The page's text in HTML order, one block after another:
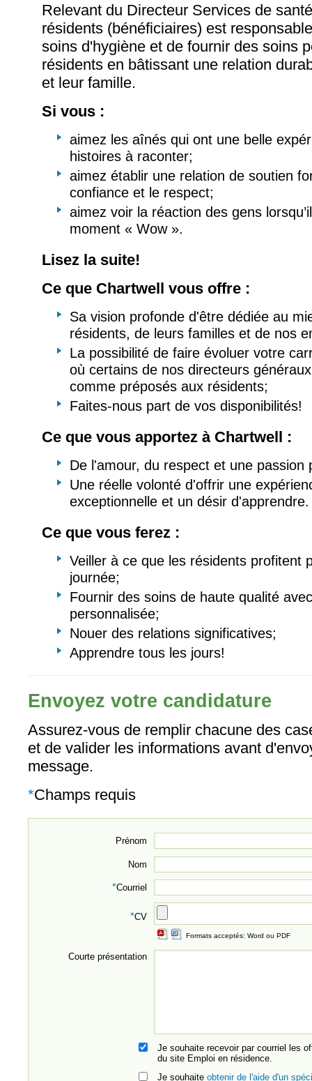
Relevant du Directeur Services de
résidents (bénéficiaires) est
soins d'hygiène et de fournir des soins
résidents en bâtissant une relation
et leur famille.
Si vous :
aimez les aînés qui ont une belle
histoires à raconter;
aimez établir une relation de soutien
confiance et le respect;
aimez voir la réaction des gens
moment « Wow ».
Lisez la suite!
Ce que Chartwell vous offre :
Sa vision profonde d'être dédiée au
résidents, de leurs familles et de nos
La possibilité de faire évoluer votre
où certains de nos directeurs
comme préposés aux résidents;
Faites-nous part de vos disponibilités!
Ce que vous apportez à Chartwell :
De l'amour, du respect et une passion
Une réelle volonté d'offrir une
exceptionnelle et un désir d'apprendre.
Ce que vous ferez :
Veiller à ce que les résidents profitent
journée;
Fournir des soins de haute qualité
personnalisée;
Nouer des relations significatives;
Apprendre tous les jours!
Envoyez votre candidature
Assurez-vous de remplir chacune des
et de valider les informations avant
message.
*Champs requis
Prénom
Nom
*Courriel
*CV
Formats acceptés: Word ou PDF
Courte présentation
Je souhaite recevoir par courriel les
du site Emploi en résidence.
Je souhaite obtenir de l'aide d'un